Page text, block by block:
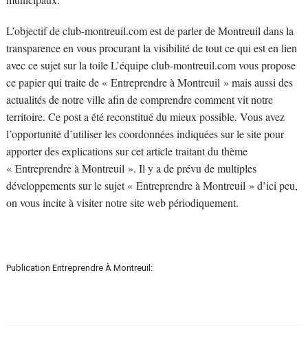
L’objectif de club-montreuil.com est de parler de Montreuil dans la
transparence en vous procurant la visibilité de tout ce qui est en lien
avec ce sujet sur la toile L’équipe club-montreuil.com vous propose
ce papier qui traite de « Entreprendre à Montreuil » mais aussi des
actualités de notre ville afin de comprendre comment vit notre
territoire. Ce post a été reconstitué du mieux possible. Vous avez
l’opportunité d’utiliser les coordonnées indiquées sur le site pour
apporter des explications sur cet article traitant du thème
« Entreprendre à Montreuil ». Il y a de prévu de multiples
développements sur le sujet « Entreprendre à Montreuil » d’ici peu,
on vous incite à visiter notre site web périodiquement.
Publication Entreprendre À Montreuil: